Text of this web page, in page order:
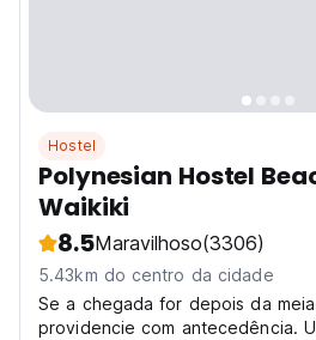
Hostel
Polynesian Hostel
Waikiki
8.5Maravilhoso(3306)
5.43km do centro da cidade
Se a chegada for depois da
providencie com antecedência.